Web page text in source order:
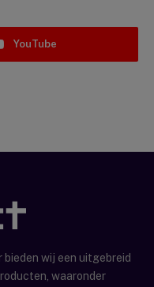
YouTube
bieden wij een uitgebreid
waaronder